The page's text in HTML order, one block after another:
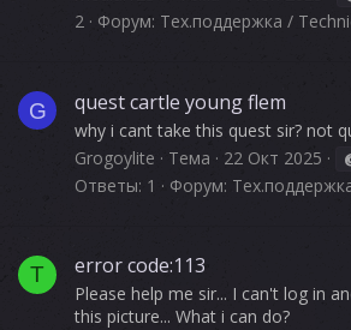
2
Форум: Тех.поддержка /
G quest cartle young flem
why i cant take this quest sir? not
Grogoylite
Тема 22 Окт 2025
Ответы: 1 Форум:
T error code:113
Please help me sir... I can't log in
this picture... What i can do?